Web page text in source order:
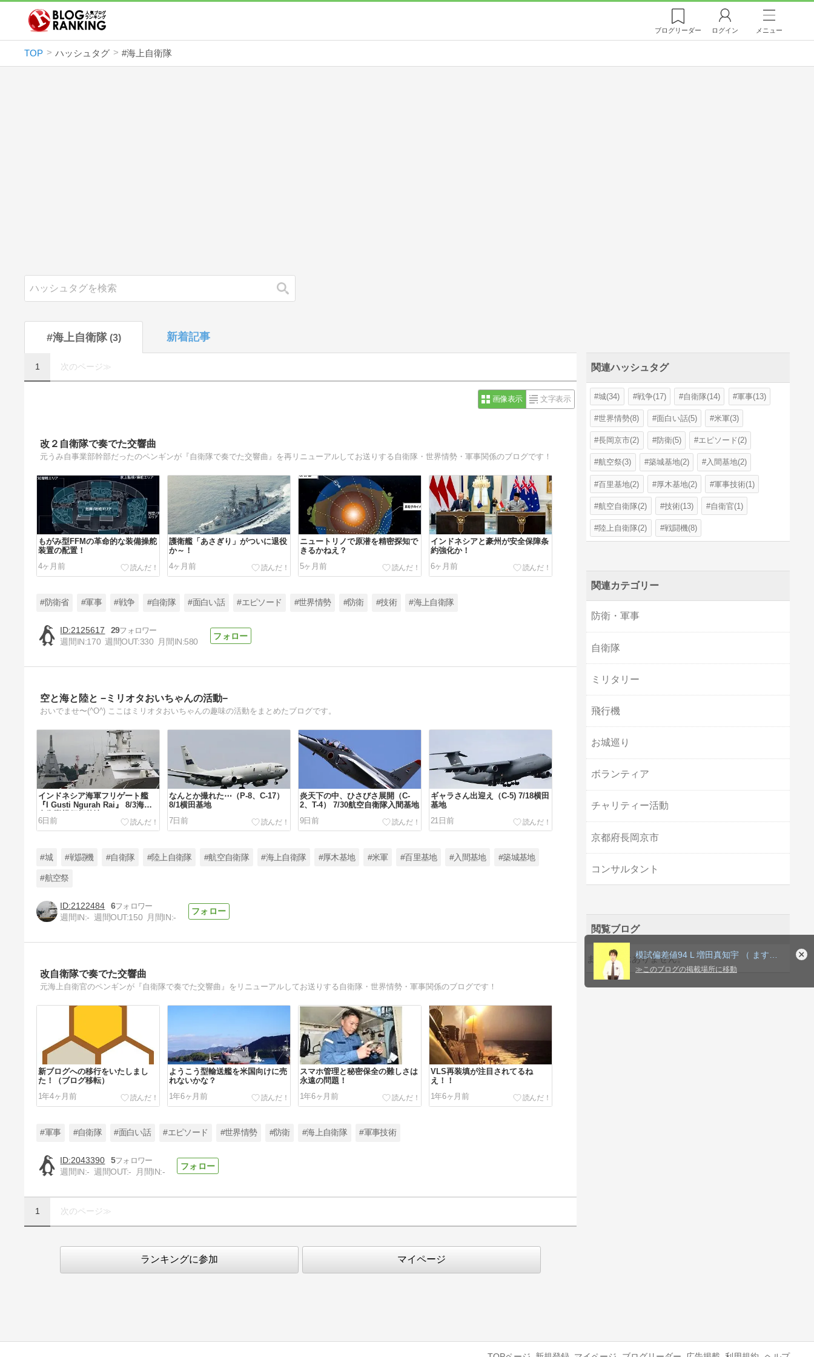
ブログリーダー ログイン メニュー
≫ このブログの掲載場所に移動
TOP ハッシュタグ #海上自衛隊
検索
#海上自衛隊 3 新着記事
1 次のページ≫
画像表示 文字表示
改２自衛隊で奏でた交響曲
元うみ自事業部幹部だったのペンギンが『自衛隊で奏でた交響曲』を再リニューアルしてお送りする自衛隊・世界情勢・軍事関係のブログです！
もがみ型FFMの革命的な装備操舵
装置の配置！
4ヶ月前
護衛艦「あさぎり」がついに退役
か～！
4ヶ月前
ニュートリノで原潜を精密探知で
きるかねえ？
5ヶ月前
インドネシアと豪州が安全保障条
約強化か！
6ヶ月前
ー！（狂）
#防衛省 #軍事 #戦争 #自衛隊 #面白い話 #エピソード #世界情勢 #防衛 #技術 #海上自衛隊
2125617
29
週間IN:170 週間OUT:330 月間IN:580
空と海と陸と −ミリオタおいちゃんの活動−
おいでませ〜(^O^) ここはミリオタおいちゃんの趣味の活動をまとめたブログです。
インドネシア海軍フリゲート艦
『I Gusti Ngurah Rai』 8/3海上
6日前
なんとか撮れた⋯（P-8、C-17）
8/1横田基地
7日前
炎天下の中、ひさびさ展開（C-
2、T-4） 7/30航空自衛隊入間基地
9日前
ギャラさん出迎え（C-5) 7/18横田
基地
21日前
円盤さんお帰り（E-3） 7/12横田
基地
#城 #戦闘機 #自衛隊 #陸上自衛隊 #航空自衛隊 #海上自衛隊 #厚木基地 #米軍 #百里基地 #入間基地 #築城基地
#航空祭
2122484
6
週間IN:- 週間OUT:150 月間IN:-
改自衛隊で奏でた交響曲
元海上自衛官のペンギンが『自衛隊で奏でた交響曲』をリニューアルしてお送りする自衛隊・世界情勢・軍事関係のブログです！
新ブログへの移行をいたしまし
た！（ブログ移転）
1年4ヶ月前
ようこう型輸送艦を米国向けに売
れないかな？
1年6ヶ月前
スマホ管理と秘密保全の難しさは
永遠の問題！
1年6ヶ月前
VLS再装填が注目されてるね
え！！
1年6ヶ月前
弾！（名称決定）
1年7ヶ月前
#軍事 #自衛隊 #面白い話 #エピソード #世界情勢 #防衛 #海上自衛隊 #軍事技術
2043390
5
週間IN:- 週間OUT:- 月間IN:-
1 次のページ≫
ランキングに参加 マイページ
関連ハッシュタグ
城(34) 戦争(17) 自衛隊(14) 軍事(13)
世界情勢(8) 面白い話(5) 米軍(3)
長岡京市(2) 防衛(5) エピソード(2)
航空祭(3) 築城基地(2) 入間基地(2)
百里基地(2) 厚木基地(2) 軍事技術(1)
航空自衛隊(2) 技術(13) 自衛官(1)
陸上自衛隊(2) 戦闘機(8)
関連カテゴリー
防衛・軍事
自衛隊
ミリタリー
飛行機
お城巡り
ボランティア
チャリティー活動
京都府長岡京市
コンサルタント
閲覧ブログ
まだ履歴はありません。